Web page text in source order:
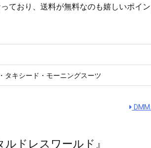
ており、送料が無料なのも嬉しいポイン
タキシード・モーニングスーツ
ドレスワールド』